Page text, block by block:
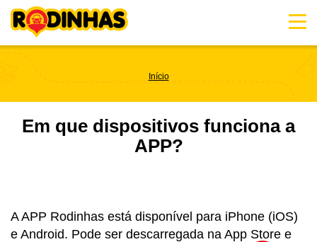
content
Início
Em que dispositivos funciona a
APP?
A APP Rodinhas está disponível para iPhone (iOS)
e Android. Pode ser descarregada na App Store e